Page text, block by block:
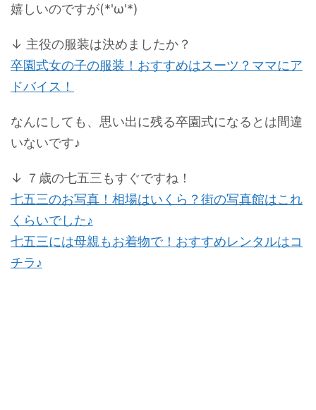
嬉しいのですが(*'ω'*)
↓ 主役の服装は決めましたか？
卒園式女の子の服装！おすすめはスーツ？ママにア
ドバイス！
なんにしても、思い出に残る卒園式になるとは間違
いないです♪
↓ ７歳の七五三もすぐですね！
七五三のお写真！相場はいくら？街の写真館はこれ
くらいでした♪
七五三には母親もお着物で！おすすめレンタルはコ
チラ♪